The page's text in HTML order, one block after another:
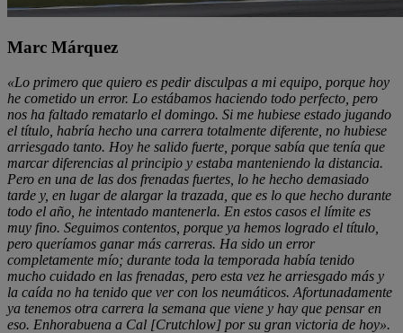
Marc Márquez
«Lo primero que quiero es pedir disculpas a mi equipo, porque hoy
he cometido un error. Lo estábamos haciendo todo perfecto, pero
nos ha faltado rematarlo el domingo. Si me hubiese estado jugando
el título, habría hecho una carrera totalmente diferente, no hubiese
arriesgado tanto. Hoy he salido fuerte, porque sabía que tenía que
marcar diferencias al principio y estaba manteniendo la distancia.
Pero en una de las dos frenadas fuertes, lo he hecho demasiado
tarde y, en lugar de alargar la trazada, que es lo que hecho durante
todo el año, he intentado mantenerla. En estos casos el límite es
muy fino. Seguimos contentos, porque ya hemos logrado el título,
pero queríamos ganar más carreras. Ha sido un error
completamente mío; durante toda la temporada había tenido
mucho cuidado en las frenadas, pero esta vez he arriesgado más y
la caída no ha tenido que ver con los neumáticos. Afortunadamente
ya tenemos otra carrera la semana que viene y hay que pensar en
eso. Enhorabuena a Cal [Crutchlow] por su gran victoria de hoy».